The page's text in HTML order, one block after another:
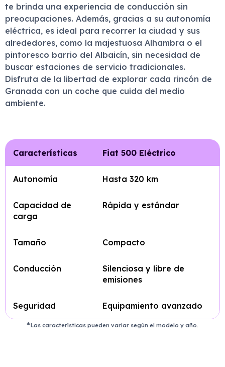
te brinda una experiencia de conducción sin
preocupaciones. Además, gracias a su autonomía
eléctrica, es ideal para recorrer la ciudad y sus
alrededores, como la majestuosa Alhambra o el
pintoresco barrio del Albaicín, sin necesidad de
buscar estaciones de servicio tradicionales.
Disfruta de la libertad de explorar cada rincón de
Granada con un coche que cuida del medio
ambiente.
Características Fiat 500 Eléctrico
Autonomía Hasta 320 km
Capacidad de
carga
Rápida y estándar
Tamaño Compacto
Conducción
Silenciosa y libre de
emisiones
Seguridad Equipamiento avanzado
Las características pueden variar según el modelo y año.